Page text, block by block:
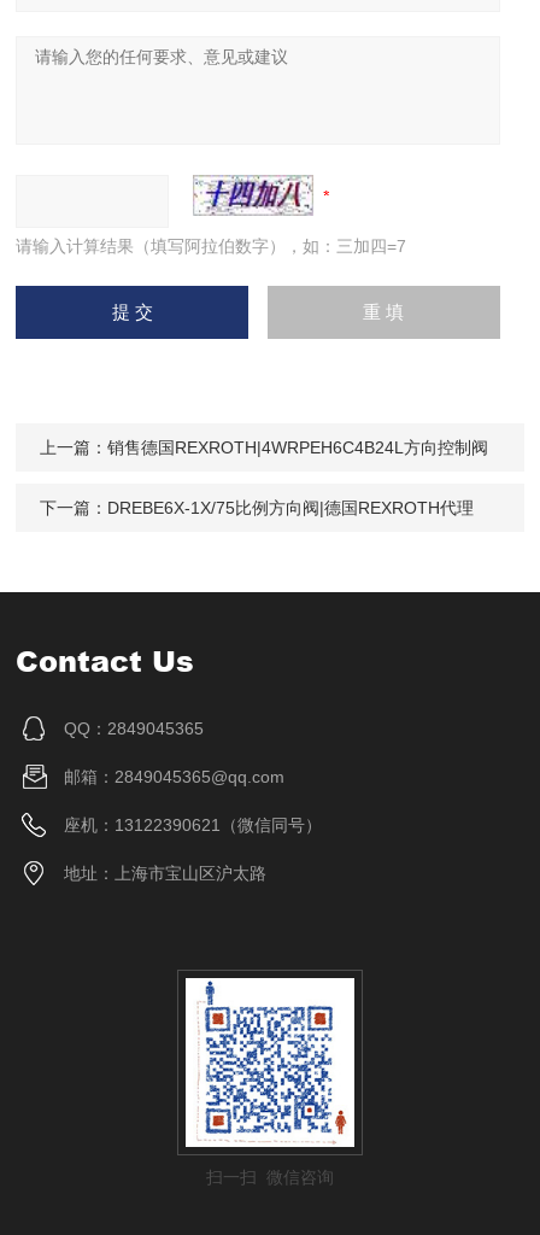
请输入计算结果（填写阿拉伯数字），如：三加四=7
上一篇：销售德国REXROTH|4WRPEH6C4B24L方向控制阀
下一篇： DREBE6X-1X/75比例方向阀|德国REXROTH代理
Contact Us
QQ：2849045365
邮箱：2849045365@qq.com
座机：13122390621（微信同号）
地址：上海市宝山区沪太路
扫一扫 微信咨询